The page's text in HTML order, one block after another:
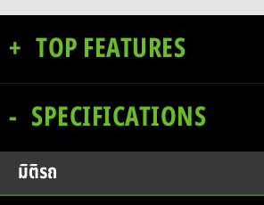
TOP FEATURES
SPECIFICATIONS
มิติรถ